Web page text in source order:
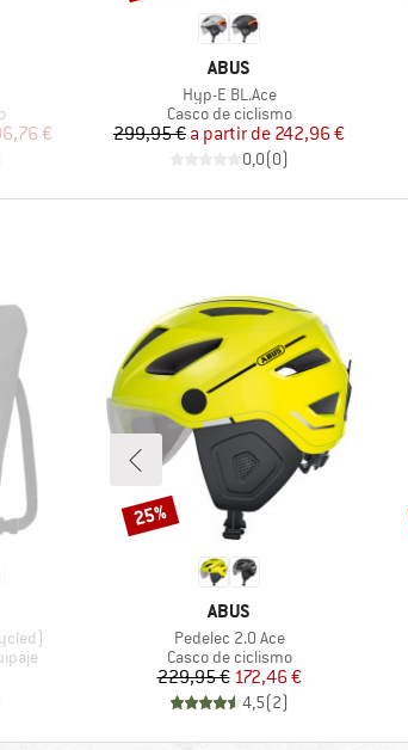
€
MARCA
ABUS
Artículo
Hyp-E BL.Ace
Product group
Casco de ciclismo
Precio
299,95 € Precio reducido
a partir de 242,96 €
0,0(0)
MARCA
ABUS
Artículo
Pedelec 2.0 Ace
Product group
Casco de ciclismo
Precio
229,95 €Precio reducido
172,46 €
4,5(2)
Descuento
25%